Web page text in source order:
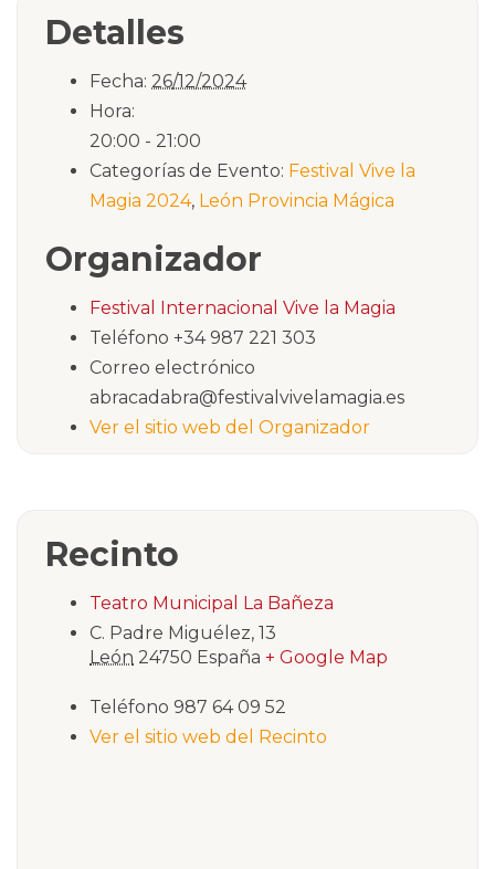
Detalles
Fecha: 26/12/2024
Hora:
20:00 - 21:00
Categorías de Evento: Festival Vive la
Magia 2024, León Provincia Mágica
Organizador
Festival Internacional Vive la Magia
Teléfono +34 987 221 303
Correo electrónico
abracadabra@festivalvivelamagia.es
Ver el sitio web del Organizador
Recinto
Teatro Municipal La Bañeza
C. Padre Miguélez, 13
León 24750 España + Google Map
Teléfono 987 64 09 52
Ver el sitio web del Recinto